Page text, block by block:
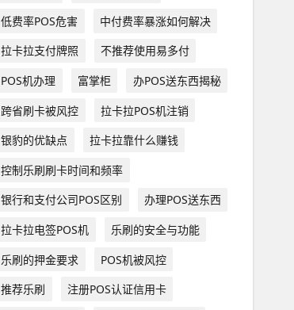
低费率POS危害
中付费率暴涨如何解决
拉卡拉支付牌照
不推荐使用易多付
POS机办理
富掌柜
办POS送东西揭秘
跨省刷卡被风控
拉卡拉POS机注销
银豹的优缺点
拉卡拉靠什么赚钱
控制乐刷刷卡时间和频率
银行和支付公司POS区别
办理POS送东西
拉卡拉电签POS机
乐刷的安全与功能
乐刷的押金要求
POS机被风控
推荐乐刷
注册POS认证信用卡